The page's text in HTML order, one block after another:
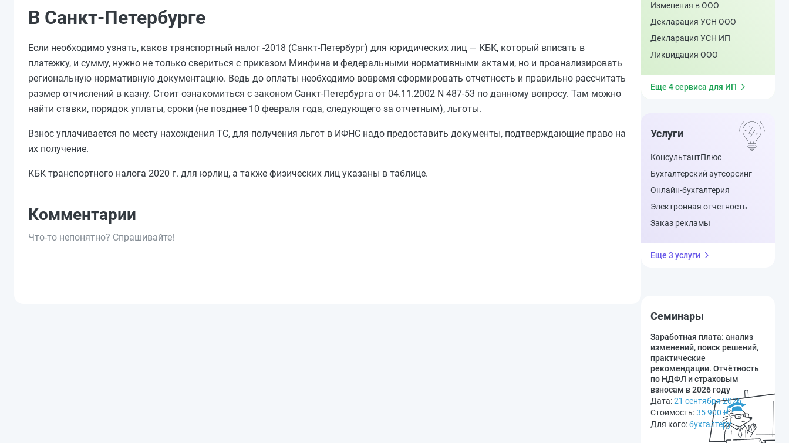
В Санкт-Петербурге
Если необходимо узнать, каков транспортный налог -2018 (Санкт-Петербург) для юридических лиц — КБК, который вписать в
платежку, и сумму, нужно не только свериться с приказом Минфина и федеральными нормативными актами, но и проанализировать
региональную нормативную документацию. Ведь до оплаты необходимо вовремя сформировать отчетность и правильно рассчитать
размер отчислений в казну. Стоит ознакомиться с законом Санкт-Петербурга от 04.11.2002 N 487-53 по данному вопросу. Там можно
найти ставки, порядок уплаты, сроки (не позднее 10 февраля года, следующего за отчетным), льготы.
Взнос уплачивается по месту нахождения ТС, для получения льгот в ИФНС надо предоставить документы, подтверждающие право на
их получение.
КБК транспортного налога 2020 г. для юрлиц, а также физических лиц указаны в таблице.
Комментарии
Что-то непонятно? Спрашивайте!
Изменения в ООО
Декларация УСН ООО
Декларация УСН ИП
Ликвидация ООО
Еще 4 сервиса для ИП
Услуги
КонсультантПлюс
Бухгалтерский аутсорсинг
Онлайн-бухгалтерия
Электронная отчетность
Заказ рекламы
Еще 3 услуги
Семинары
Заработная плата: анализ
изменений, поиск решений,
практические
рекомендации. Отчётность
по НДФЛ и страховым
взносам в 2026 году
Дата:21 сентября 2026
Стоимость:35 900 ₽
Для кого:бухгалтеру